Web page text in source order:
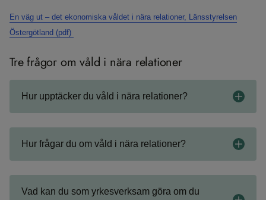
En väg ut – det ekonomiska våldet i nära relationer, Länsstyrelsen
Östergötland (pdf)
Tre frågor om våld i nära relationer
Hur upptäcker du våld i nära relationer?
Hur frågar du om våld i nära relationer?
Vad kan du som yrkesverksam göra om du